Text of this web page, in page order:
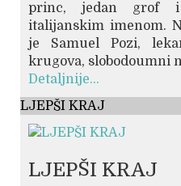
princ, jedan grof
italijanskim imenom.
je Samuel Pozi,
krugova, slobodoumni
Detaljnije...
LJEPŠI KRAJ
LJEPŠI KRAJ